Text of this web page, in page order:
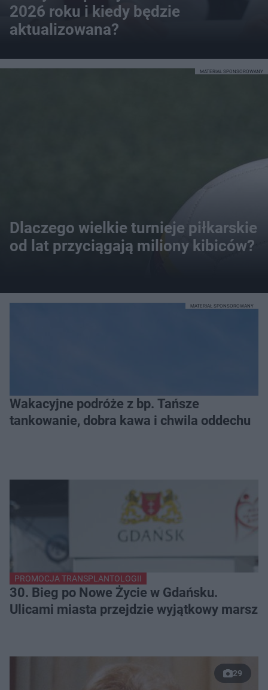
2026 roku i kiedy będzie
aktualizowana?
Dlaczego wielkie turnieje piłkarskie
od lat przyciągają miliony kibiców?
MATERIAŁ SPONSOROWANY
Wakacyjne podróże z bp. Tańsze
tankowanie, dobra kawa i chwila oddechu
MATERIAŁ SPONSOROWANY
PROMOCJA TRANSPLANTOLOGII
30. Bieg po Nowe Życie w Gdańsku.
Ulicami miasta przejdzie wyjątkowy marsz
29